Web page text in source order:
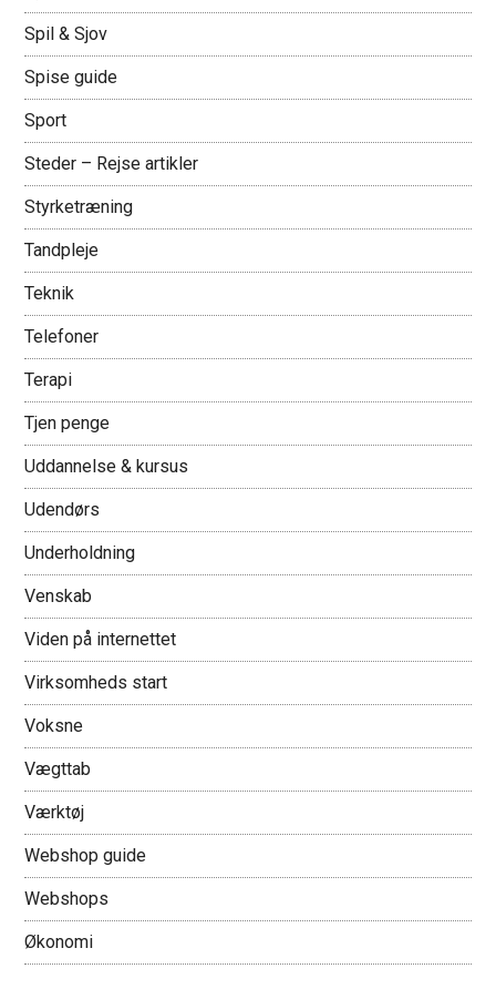
Spil & Sjov
Spise guide
Sport
Steder – Rejse artikler
Styrketræning
Tandpleje
Teknik
Telefoner
Terapi
Tjen penge
Uddannelse & kursus
Udendørs
Underholdning
Venskab
Viden på internettet
Virksomheds start
Voksne
Vægttab
Værktøj
Webshop guide
Webshops
Økonomi